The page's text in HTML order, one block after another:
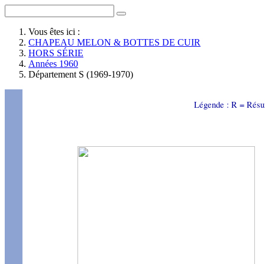
Vous êtes ici :
CHAPEAU MELON & BOTTES DE CUIR
HORS SÉRIE
Années 1960
Département S (1969-1970)
Légende : R =